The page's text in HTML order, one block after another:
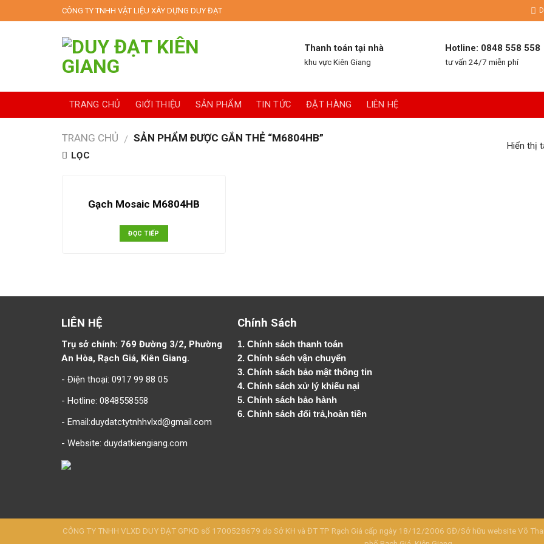
to
CÔNG TY TNHH VẬT LIỆU XÂY DỰNG DUY ĐẠT
Thanh toán tại nhà
khu vực Kiên Giang
Hotline: 0848 558 558
tư vấn 24/7 miễn phí
TRANG CHỦ GIỚI THIỆU SẢN PHẨM TIN TỨC ĐẶT HÀNG LIÊN HỆ
TRANG CHỦ / SẢN PHẨM ĐƯỢC GẮN THẺ “M6804HB”
LỌC
Hiển thị
Gạch Mosaic M6804HB
ĐỌC TIẾP
LIÊN HỆ
Trụ sở chính: 769 Đường 3/2, Phường
An Hòa, Rạch Giá, Kiên Giang.
- Điện thoại: 0917 99 88 05
- Hotline: 0848558558
- Email:duydatctytnhhvlxd@gmail.com
- Website: duydatkiengiang.com
Chính Sách
1.Chính sách thanh toán
2.Chính sách vận chuyển
3. Chính sách bảo mật thông tin
4.Chính sách xử lý khiếu nại
5.Chính sách bảo hành
6.Chính sách đổi trả,hoàn tiền
CÔNG TY TNHH VLXD DUY ĐẠT GPKD số 1700528679 do Sở KH và ĐT TP Rạch Giá cấp ngày 18/12/2006 GĐ/Sở hữu website Võ